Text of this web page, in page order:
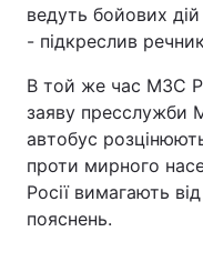
ведуть бойових
- підкреслив
В той же час МЗС
заяву пресслужби
автобус
проти мирного
Росії вимагають
пояснень.